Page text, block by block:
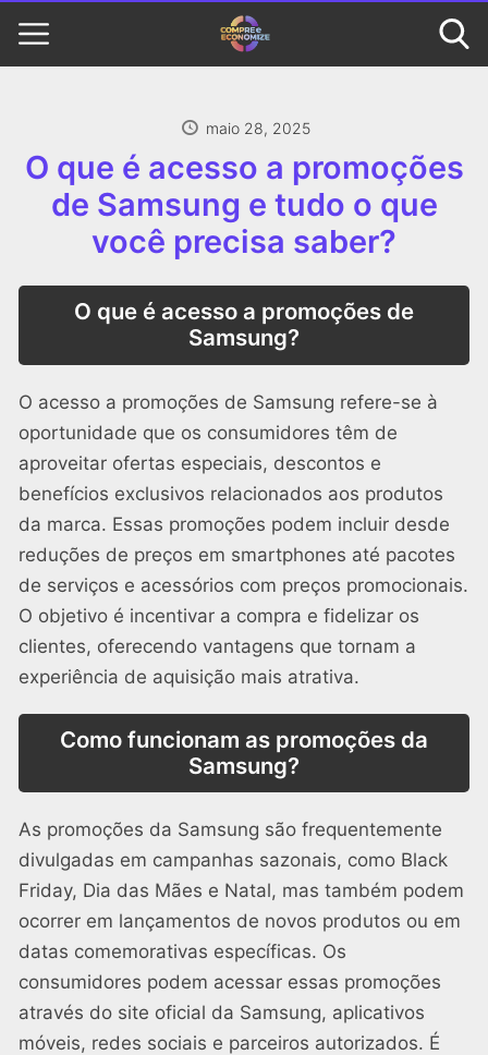
maio 28, 2025
O que é acesso a promoções
de Samsung e tudo o que
você precisa saber?
O que é acesso a promoções de
Samsung?
O acesso a promoções de Samsung refere-se à
oportunidade que os consumidores têm de
aproveitar ofertas especiais, descontos e
benefícios exclusivos relacionados aos produtos
da marca. Essas promoções podem incluir desde
reduções de preços em smartphones até pacotes
de serviços e acessórios com preços promocionais.
O objetivo é incentivar a compra e fidelizar os
clientes, oferecendo vantagens que tornam a
experiência de aquisição mais atrativa.
Como funcionam as promoções da
Samsung?
As promoções da Samsung são frequentemente
divulgadas em campanhas sazonais, como Black
Friday, Dia das Mães e Natal, mas também podem
ocorrer em lançamentos de novos produtos ou em
datas comemorativas específicas. Os
consumidores podem acessar essas promoções
através do site oficial da Samsung, aplicativos
móveis, redes sociais e parceiros autorizados. É